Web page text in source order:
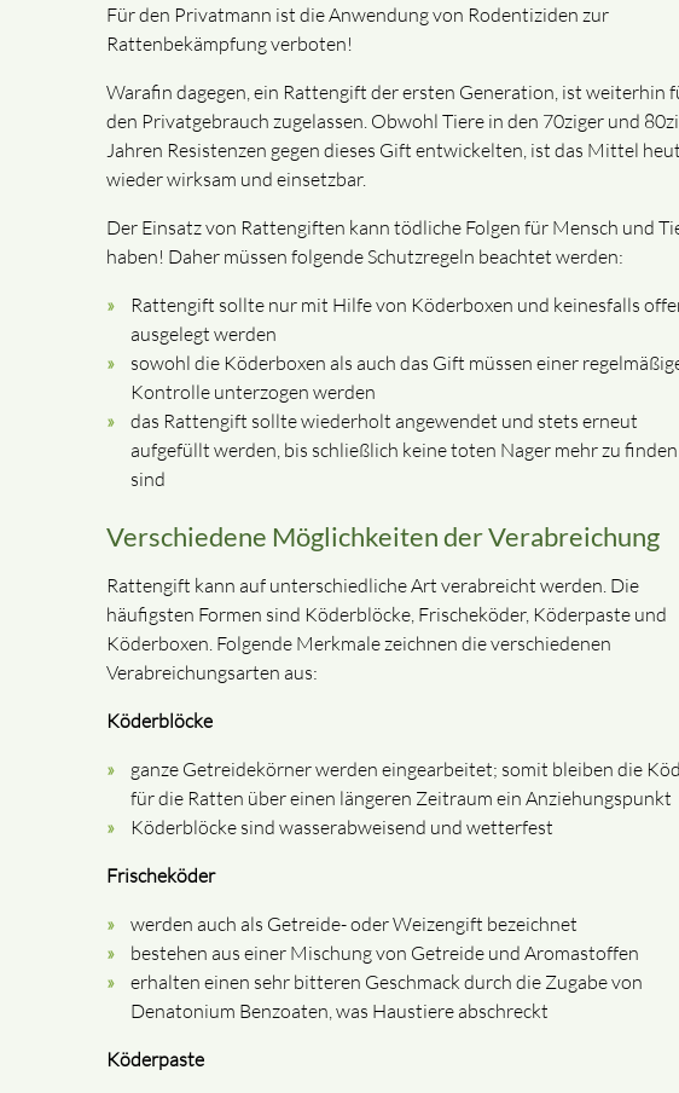
Für den Privatmann ist die Anwendung von Rodentiziden zur
Rattenbekämpfung verboten!
Warafin dagegen, ein Rattengift der ersten Generation, ist weiterhin
den Privatgebrauch zugelassen. Obwohl Tiere in den 70ziger und
Jahren Resistenzen gegen dieses Gift entwickelten, ist das Mittel
wieder wirksam und einsetzbar.
Der Einsatz von Rattengiften kann tödliche Folgen für Mensch und
haben! Daher müssen folgende Schutzregeln beachtet werden:
Rattengift sollte nur mit Hilfe von Köderboxen und keinesfalls
ausgelegt werden
sowohl die Köderboxen als auch das Gift müssen einer
Kontrolle unterzogen werden
das Rattengift sollte wiederholt angewendet und stets erneut
aufgefüllt werden, bis schließlich keine toten Nager mehr zu finden
sind
Verschiedene Möglichkeiten der Verabreichung
Rattengift kann auf unterschiedliche Art verabreicht werden. Die
häufigsten Formen sind Köderblöcke, Frischeköder, Köderpaste und
Köderboxen. Folgende Merkmale zeichnen die verschiedenen
Verabreichungsarten aus:
Köderblöcke
ganze Getreidekörner werden eingearbeitet; somit bleiben die
für die Ratten über einen längeren Zeitraum ein Anziehungspunkt
Köderblöcke sind wasserabweisend und wetterfest
Frischeköder
werden auch als Getreide- oder Weizengift bezeichnet
bestehen aus einer Mischung von Getreide und Aromastoffen
erhalten einen sehr bitteren Geschmack durch die Zugabe von
Denatonium Benzoaten, was Haustiere abschreckt
Köderpaste